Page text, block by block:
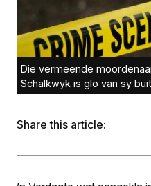
Die vermeende
Schalkwyk is glo van sy
Share this article: